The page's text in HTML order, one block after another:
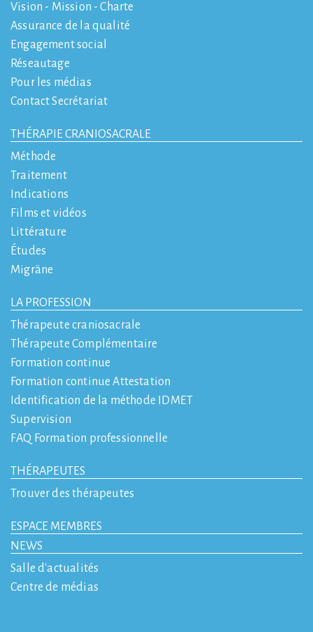
Vision - Mission - Charte
Assurance de la qualité
Engagement social
Réseautage
Pour les médias
Contact Secrétariat
THÉRAPIE CRANIOSACRALE
Méthode
Traitement
Indications
Films et vidéos
Littérature
Études
Migräne
LA PROFESSION
Thérapeute craniosacrale
Thérapeute Complémentaire
Formation continue
Formation continue Attestation
Identification de la méthode IDMET
Supervision
FAQ Formation professionnelle
THÉRAPEUTES
Trouver des thérapeutes
ESPACE MEMBRES
NEWS
Salle d'actualités
Centre de médias